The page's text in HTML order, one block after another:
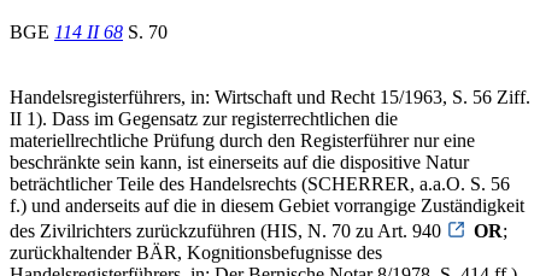
BGE 114 II 68 S. 70
Handelsregisterführers, in: Wirtschaft und Recht 15/1963, S. 56 Ziff.
II 1). Dass im Gegensatz zur registerrechtlichen die
materiellrechtliche Prüfung durch den Registerführer nur eine
beschränkte sein kann, ist einerseits auf die dispositive Natur
beträchtlicher Teile des Handelsrechts (SCHERRER, a.a.O. S. 56
f.) und anderseits auf die in diesem Gebiet vorrangige Zuständigkeit
des Zivilrichters zurückzuführen (HIS, N. 70 zu Art. 940
OR;
zurückhaltender BÄR, Kognitionsbefugnisse des